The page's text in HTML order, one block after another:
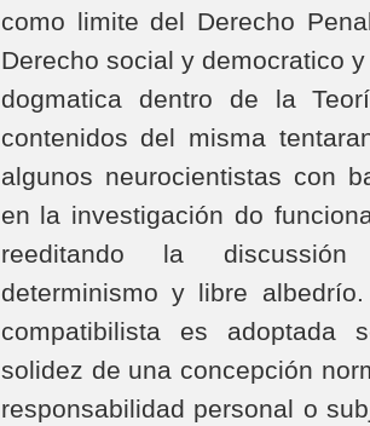
como limite del Derecho
Derecho social y democratico
dogmatica dentro de la
contenidos del misma
algunos neurocientistas con
en la investigación do
reeditando la discussión
determinismo y libre
compatibilista es adoptada
solidez de una concepción
responsabilidad personal o